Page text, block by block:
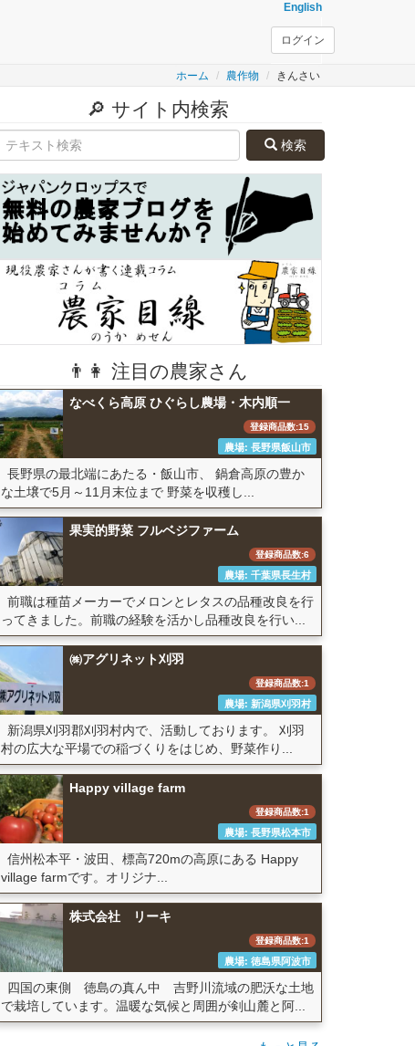
English
ログイン
ホーム 農作物 きんさい
🔎 サイト内検索
検索
👨👩 注目の農家さん
なべくら高原 ひぐらし農場・木内順一
登録商品数:15
農場: 長野県飯山市
長野県の最北端にあたる・飯山市、 鍋倉高原の豊か
な土壌で5月～11月末位まで 野菜を収穫し...
果実的野菜 フルベジファーム
登録商品数:6
農場: 千葉県長生村
前職は種苗メーカーでメロンとレタスの品種改良を行
ってきました。前職の経験を活かし品種改良を行い...
㈱アグリネット刈羽
登録商品数:1
農場: 新潟県刈羽村
新潟県刈羽郡刈羽村内で、活動しております。 刈羽
村の広大な平場での稲づくりをはじめ、野菜作り...
Happy village farm
登録商品数:1
農場: 長野県松本市
信州松本平・波田、標高720mの高原にある Happy
village farmです。オリジナ...
株式会社 リーキ
登録商品数:1
農場: 徳島県阿波市
四国の東側 徳島の真ん中 吉野川流域の肥沃な土地
で栽培しています。温暖な気候と周囲が剣山麓と阿...